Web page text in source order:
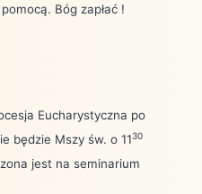
Bóg zapłać !
Eucharystyczna po
będzie Mszy św. o 1130
jest na seminarium